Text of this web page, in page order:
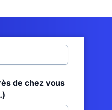
de chez vous